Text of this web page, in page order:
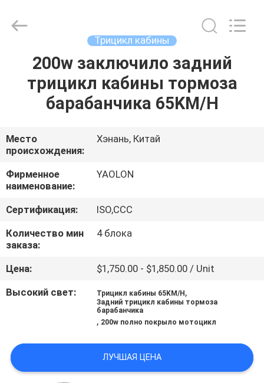
ДОМ
ПРОДУКТЫ
О
НАС
ПУТЕШЕСТВИЕ
ФАБРИКИ
ПРОВЕРКА
КАЧЕСТВА
СВЯЖИТЕСЬ
НОВОСТИ
Motorcycle
Трицикл кабины
200w заключило задний
трицикл кабины тормоза
барабанчика 65KM/H
Место
происхождения:
Хэнань, Китай
Фирменное
наименование:
YAOLON
Сертификация:
ISO,CCC
Количество мин
заказа:
4 блока
Цена:
$1,750.00 - $1,850.00 / Unit
Высокий свет:
Трицикл кабины 65KM/H ,
Задний трицикл кабины тормоза
барабанчика
, 200w полно покрыло мотоцикл
ЛУЧШАЯ ЦЕНА